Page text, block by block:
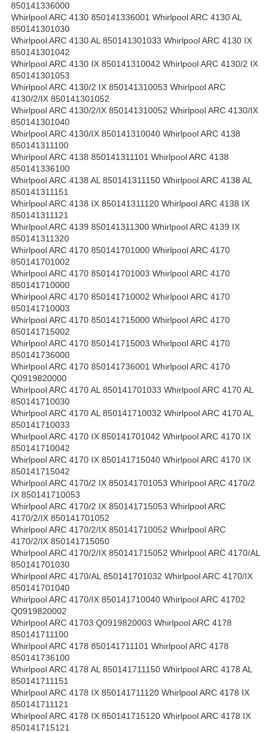
850141336000
Whirlpool ARC 4130 850141336001 Whirlpool ARC 4130 AL
850141301030
Whirlpool ARC 4130 AL 850141301033 Whirlpool ARC 4130 IX
850141301042
Whirlpool ARC 4130 IX 850141310042 Whirlpool ARC 4130/2 IX
850141301053
Whirlpool ARC 4130/2 IX 850141310053 Whirlpool ARC
4130/2/IX 850141301052
Whirlpool ARC 4130/2/IX 850141310052 Whirlpool ARC 4130/IX
850141301040
Whirlpool ARC 4130/IX 850141310040 Whirlpool ARC 4138
850141311100
Whirlpool ARC 4138 850141311101 Whirlpool ARC 4138
850141336100
Whirlpool ARC 4138 AL 850141311150 Whirlpool ARC 4138 AL
850141311151
Whirlpool ARC 4138 IX 850141311120 Whirlpool ARC 4138 IX
850141311121
Whirlpool ARC 4139 850141311300 Whirlpool ARC 4139 IX
850141311320
Whirlpool ARC 4170 850141701000 Whirlpool ARC 4170
850141701002
Whirlpool ARC 4170 850141701003 Whirlpool ARC 4170
850141710000
Whirlpool ARC 4170 850141710002 Whirlpool ARC 4170
850141710003
Whirlpool ARC 4170 850141715000 Whirlpool ARC 4170
850141715002
Whirlpool ARC 4170 850141715003 Whirlpool ARC 4170
850141736000
Whirlpool ARC 4170 850141736001 Whirlpool ARC 4170
Q0919820000
Whirlpool ARC 4170 AL 850141701033 Whirlpool ARC 4170 AL
850141710030
Whirlpool ARC 4170 AL 850141710032 Whirlpool ARC 4170 AL
850141710033
Whirlpool ARC 4170 IX 850141701042 Whirlpool ARC 4170 IX
850141710042
Whirlpool ARC 4170 IX 850141715040 Whirlpool ARC 4170 IX
850141715042
Whirlpool ARC 4170/2 IX 850141701053 Whirlpool ARC 4170/2
IX 850141710053
Whirlpool ARC 4170/2 IX 850141715053 Whirlpool ARC
4170/2/IX 850141701052
Whirlpool ARC 4170/2/IX 850141710052 Whirlpool ARC
4170/2/IX 850141715050
Whirlpool ARC 4170/2/IX 850141715052 Whirlpool ARC 4170/AL
850141701030
Whirlpool ARC 4170/AL 850141701032 Whirlpool ARC 4170/IX
850141701040
Whirlpool ARC 4170/IX 850141710040 Whirlpool ARC 41702
Q0919820002
Whirlpool ARC 41703 Q0919820003 Whirlpool ARC 4178
850141711100
Whirlpool ARC 4178 850141711101 Whirlpool ARC 4178
850141736100
Whirlpool ARC 4178 AL 850141711150 Whirlpool ARC 4178 AL
850141711151
Whirlpool ARC 4178 IX 850141711120 Whirlpool ARC 4178 IX
850141711121
Whirlpool ARC 4178 IX 850141715120 Whirlpool ARC 4178 IX
850141715121